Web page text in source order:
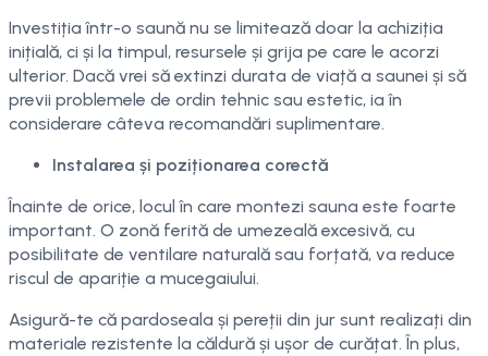
Investiția într-o saună nu se limitează doar la achiziția
inițială, ci și la timpul, resursele și grija pe care le acorzi
ulterior. Dacă vrei să extinzi durata de viață a saunei și să
previi problemele de ordin tehnic sau estetic, ia în
considerare câteva recomandări suplimentare.
Instalarea și poziționarea corectă
Înainte de orice, locul în care montezi sauna este foarte
important. O zonă ferită de umezeală excesivă, cu
posibilitate de ventilare naturală sau forțată, va reduce
riscul de apariție a mucegaiului.
Asigură-te că pardoseala și pereții din jur sunt realizați din
materiale rezistente la căldură și ușor de curățat. În plus,